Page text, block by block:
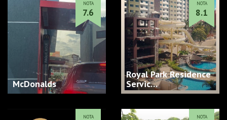
McDonalds
NOTA
7.6
Royal Park Residence
Servic…
NOTA
8.1
NOTA NOTA